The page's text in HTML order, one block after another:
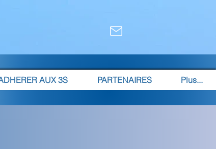
AUX 3S PARTENAIRES Plus...